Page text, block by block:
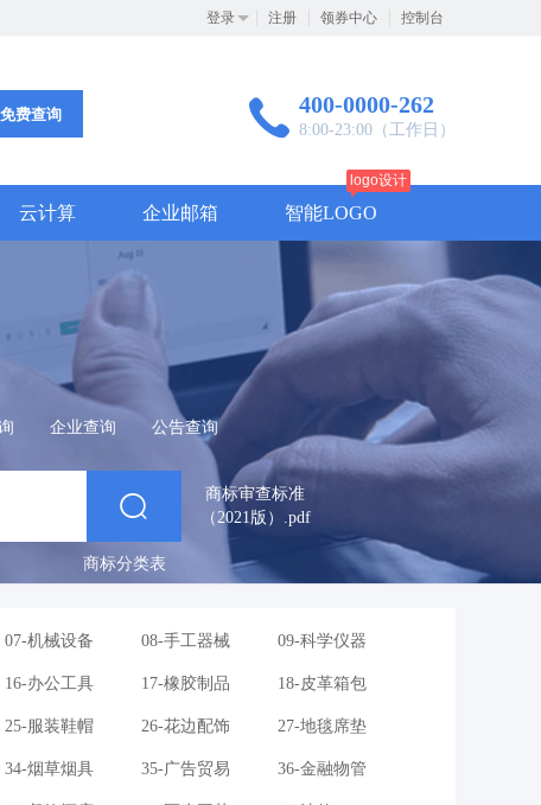
登录 注册 领券中心 控制台
免费查询 400-0000-262
8:00-23:00（工作日）
云计算 企业邮箱 智能LOGO
logo设计
企业查询 公告查询
商标审查标准
（2021版）.pdf
商标分类表
07-机械设备 08-手工器械 09-科学仪器
16-办公工具 17-橡胶制品 18-皮革箱包
25-服装鞋帽 26-花边配饰 27-地毯席垫
34-烟草烟具 35-广告贸易 36-金融物管